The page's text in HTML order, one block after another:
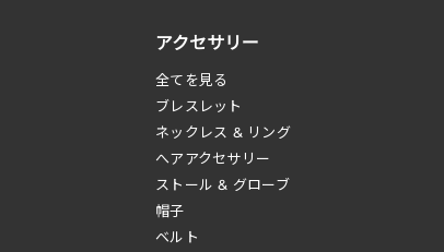
アクセサリー
全てを見る
ブレスレット
ネックレス & リング
へアアクセサリー
ストール & グローブ
帽子
ベルト